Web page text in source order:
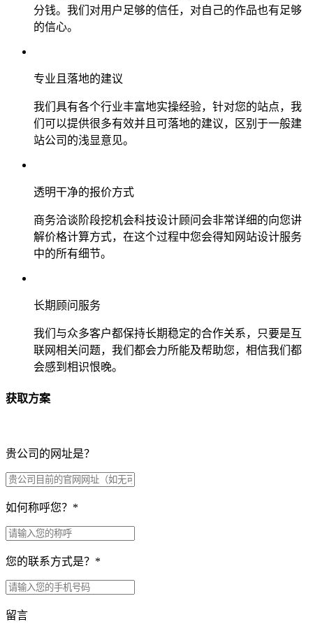
分钱。我们对用户足够的信任，对自己的作品也有足够
的信心。
专业且落地的建议
我们具有各个行业丰富地实操经验，针对您的站点，我
们可以提供很多有效并且可落地的建议，区别于一般建
站公司的浅显意见。
透明干净的报价方式
商务洽谈阶段挖机会科技设计顾问会非常详细的向您讲
解价格计算方式，在这个过程中您会得知网站设计服务
中的所有细节。
长期顾问服务
我们与众多客户都保持长期稳定的合作关系，只要是互
联网相关问题，我们都会力所能及帮助您，相信我们都
会感到相识恨晚。
获取方案
贵公司的网址是？
如何称呼您？ *
您的联系方式是？ *
留言